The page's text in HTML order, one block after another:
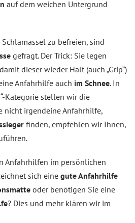
auf dem weichen Untergrund
zu befreien, sind
gefragt. Der Trick: Sie legen
dieser wieder Halt (auch „Grip“)
Anfahrhilfe auch im Schnee. In
Kategorie stellen wir die
nicht irgendeine Anfahrhilfe,
finden, empfehlen wir Ihnen,
Anfahrhilfen im persönlichen
sich eine gute Anfahrhilfe
oder benötigen Sie eine
? Dies und mehr klären wir im